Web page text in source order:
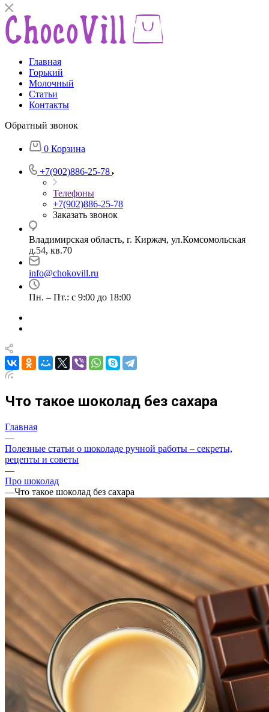
Главная
Горький
Молочный
Статьи
Контакты
Обратный звонок
0 Корзина
+7(902)886-25-78
Телефоны
+7(902)886-25-78
Заказать звонок
Владимирская область, г. Киржач, ул.Комсомольская
д.54, кв.70
info@chokovill.ru
Пн. – Пт.: с 9:00 до 18:00
Что такое шоколад без сахара
Главная
—
Полезные статьи о шоколаде ручной работы – секреты,
рецепты и советы
—
Про шоколад
—Что такое шоколад без сахара